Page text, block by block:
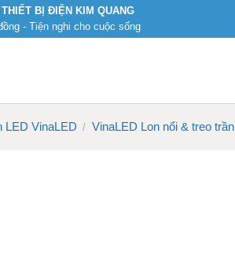
BỊ ĐIỆN KIM QUANG
- Tiện nghi cho cuộc sống
LED VinaLED / VinaLED Lon nổi & treo trần